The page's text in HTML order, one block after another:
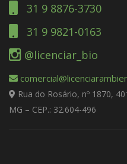
31 9 8876-3730
31 9 9821-0163
@licenciar_bio
Rua do Rosário, nº 1870,
MG – CEP.: 32.604-496